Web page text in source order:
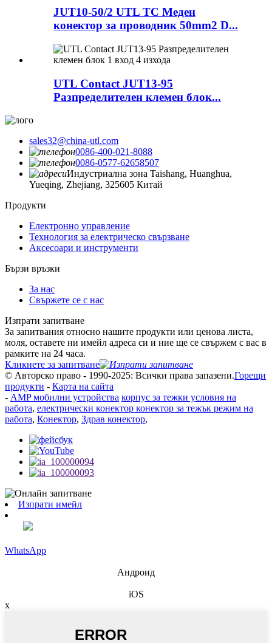
JUT10-50/2 UTL TC Меден
конектор за проводник 50mm2 D...
UTL Contact JUT13-95
Разпределителен клемен блок...
sales32@china-utl.com
0086-400-021-8088
0086-0577-62658507
Индустриална зона Taishang, Huanghua,
Yueqing, Zhejiang, 325605 Китай
Продукти
Електронно управление
Технология за електрическо свързване
Аксесоари и инструменти
Бързи връзки
За нас
Свържете се с нас
Изпрати запитване
За запитвания относно нашите продукти или ценова листа,
моля, оставете ни имейл адреса си и ние ще се свържем с вас в
рамките на 24 часа.
Кликнете за запитване
© Авторско право - 1990-2025: Всички права запазени.Горещи
продукти - Карта на сайта
- AMP мобилни устройства корпус за тежки условия на
работа, електрически конектор конектор за тежък режим на
работа, Конектор, Здрав конектор,
Изпрати имейл
WhatsApp
Андроид
iOS
x